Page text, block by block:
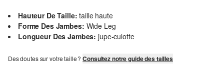
Hauteur De Taille: taille haute
Forme Des Jambes: Wide Leg
Longueur Des Jambes: jupe-culotte
Des doutes sur votre taille ?Consultez notre guide des tailles